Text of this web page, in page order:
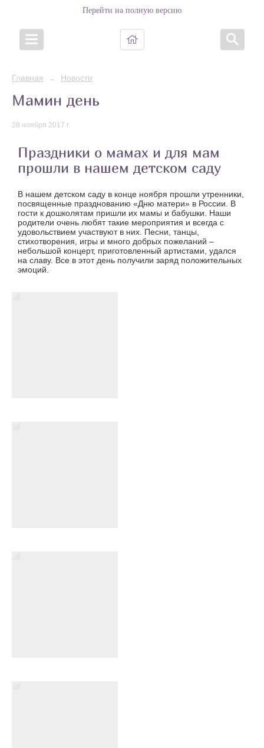
Перейти на полную версию
Главная → Новости
Мамин день
28 ноября 2017 г.
Праздники о мамах и для мам
прошли в нашем детском саду
В нашем детском саду в конце ноября прошли утренники,
посвященные празднованию «Дню матери» в России. В
гости к дошколятам пришли их мамы и бабушки. Наши
родители очень любят такие мероприятия и всегда с
удовольствием участвуют в них. Песни, танцы,
стихотворения, игры и много добрых пожеланий –
небольшой концерт, приготовленный артистами, удался
на славу. Все в этот день получили заряд положительных
эмоций.